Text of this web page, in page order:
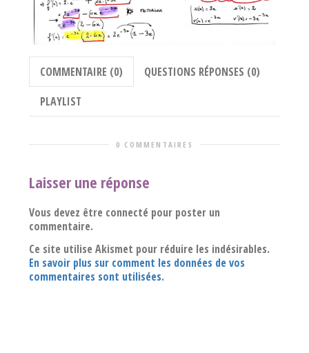
COMMENTAIRE (0)
QUESTIONS RÉPONSES (0)
PLAYLIST
0 COMMENTAIRES
Laisser une réponse
Vous devez être connecté pour poster un
commentaire.
Ce site utilise Akismet pour réduire les indésirables.
En savoir plus sur comment les données de vos
commentaires sont utilisées.